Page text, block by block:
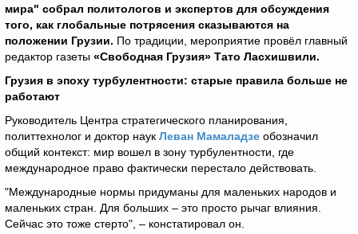
мира" собрал политологов и экспертов для обсуждения
того, как глобальные потрясения сказываются на
положении Грузии. По традиции, мероприятие провёл главный
редактор газеты «Свободная Грузия» Тато Ласхишвили.
Грузия в эпоху турбулентности: старые правила больше не
работают
Руководитель Центра стратегического планирования,
политтехнолог и доктор наук Леван Мамаладзе обозначил
общий контекст: мир вошел в зону турбулентности, где
международное право фактически перестало действовать.
"Международные нормы придуманы для маленьких народов и
маленьких стран. Для больших – это просто рычаг влияния.
Сейчас это тоже стерто", – констатировал он.